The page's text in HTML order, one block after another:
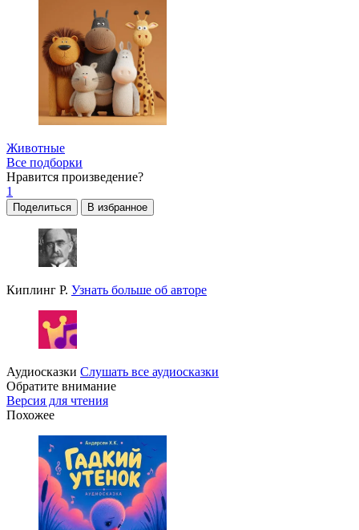
Животные
Все подборки
Нравится произведение?
1
Поделиться В избранное
Киплинг Р. Узнать больше об авторе
Аудиосказки Слушать все аудиосказки
Обратите внимание
Версия для чтения
Похожее